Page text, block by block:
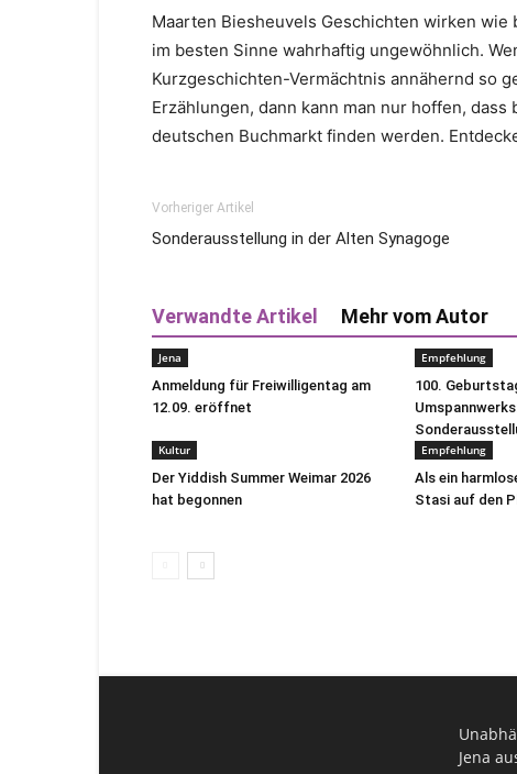
Maarten Biesheuvels Geschichten wirken
im besten Sinne wahrhaftig ungewöhnlich.
Kurzgeschichten-Vermächtnis annähernd so
Erzählungen, dann kann man nur hoffen,
deutschen Buchmarkt finden werden.
Vorheriger Artikel
Sonderausstellung in der Alten Synagoge
Verwandte Artikel Mehr vom Autor
Jena
Anmeldung für Freiwilligentag am
12.09. eröffnet
Empfehlung
100.
Kultur
Der Yiddish Summer Weimar 2026
hat begonnen
Empfehlung
Als ein
Stasi auf den
Jena